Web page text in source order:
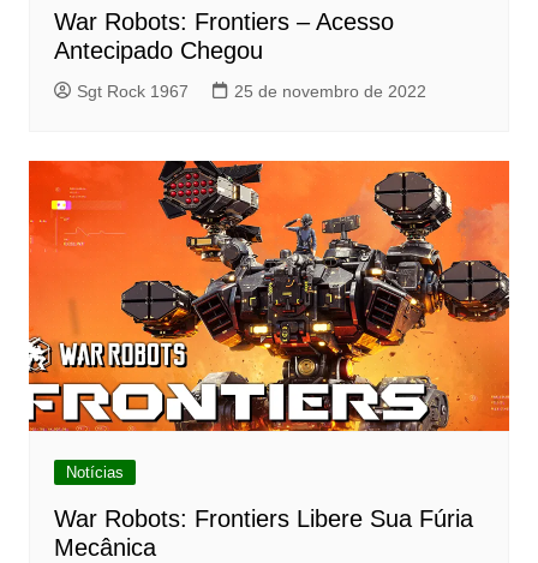
War Robots: Frontiers – Acesso
Antecipado Chegou
Sgt Rock 1967 25 de novembro de 2022
Notícias
War Robots: Frontiers Libere Sua Fúria
Mecânica